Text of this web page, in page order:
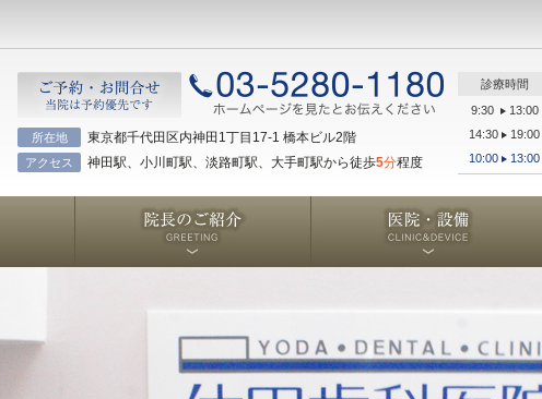
所在地 東京都千代田区内神田1丁目17-1 橋本ビル2階
アクセス 神田駅、小川町駅、淡路町駅、大手町駅から徒歩5分程度
診療時間
9:30
13:00
14:30
19:00
10:00
13:00